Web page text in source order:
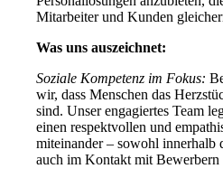
Mitarbeiter und Kunden
Was uns auszeichnet:
Soziale Kompetenz im Fokus:
wir, dass Menschen das
sind. Unser engagiertes Team
einen respektvollen und
miteinander – sowohl innerhalb
auch im Kontakt mit